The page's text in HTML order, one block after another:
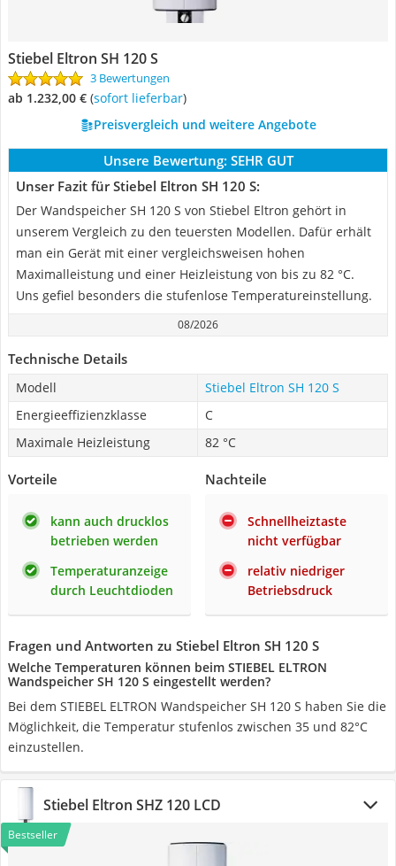
Stiebel Eltron SH 120 S
3 Bewertungen
ab 1.232,00 € ( Sofort lieferbar)
Preisvergleich und weitere Angebote
Unsere Bewertung: SEHR GUT
Unser Fazit für Stiebel Eltron SH 120 S:
Der Wandspeicher SH 120 S von Stiebel Eltron gehört in
unserem Vergleich zu den teuersten Modellen. Dafür erhält
man ein Gerät mit einer vergleichsweisen hohen
Maximalleistung und einer Heizleistung von bis zu 82 °C.
Uns gefiel besonders die stufenlose Temperatureinstellung.
08/2026
Technische Details
Modell
Stiebel Eltron SH 120 S
Energieeffizienzklasse
C
Maximale Heizleistung
82 °C
Vorteile
kann auch drucklos
betrieben werden
Temperaturanzeige
durch Leuchtdioden
Nachteile
Schnellheiztaste
nicht verfügbar
relativ niedriger
Betriebsdruck
Fragen und Antworten zu Stiebel Eltron SH 120 S
Welche Temperaturen können beim STIEBEL ELTRON
Wandspeicher SH 120 S eingestellt werden?
Bei dem STIEBEL ELTRON Wandspeicher SH 120 S haben Sie die
Möglichkeit, die Temperatur stufenlos zwischen 35 und 82°C
einzustellen.
Stiebel Eltron SHZ 120 LCD
Bestseller